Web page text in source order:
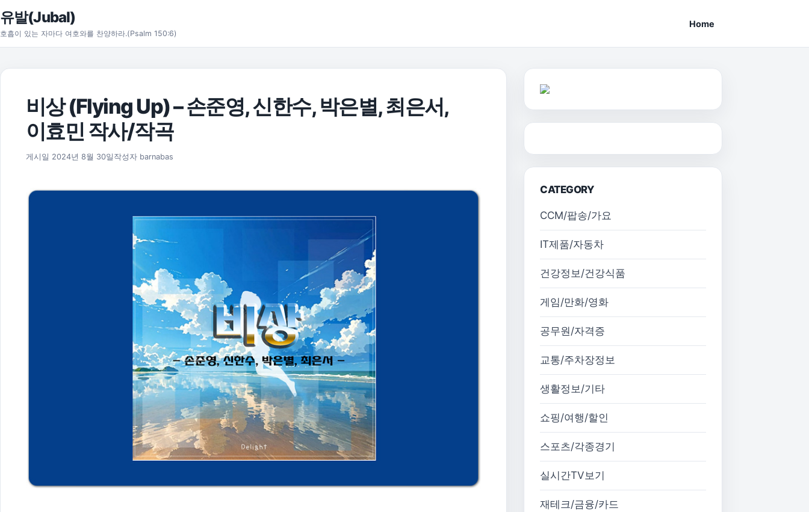
본문으로 건너뛰기
유발(Jubal)
호흡이 있는 자마다 여호와를 찬양하라.(Psalm 150:6)
Home
비상 (Flying Up) – 손준영, 신한수, 박은별, 최은서,
이효민 작사/작곡
게시일 2024년 8월 30일 작성자 barnabas
CATEGORY
CCM/팝송/가요
IT제품/자동차
건강정보/건강식품
게임/만화/영화
공무원/자격증
교통/주차장정보
생활정보/기타
쇼핑/여행/할인
스포츠/각종경기
실시간TV보기
재테크/금융/카드